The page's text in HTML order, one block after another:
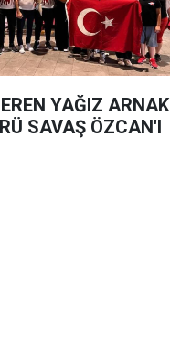
YAĞIZ ARNAK
SAVAŞ ÖZCAN'I